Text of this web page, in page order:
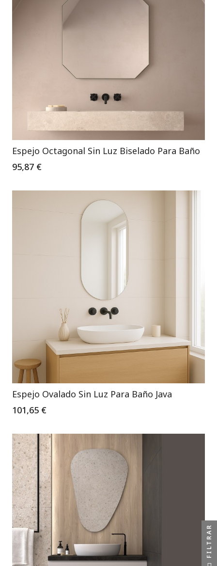
Espejo Octagonal Sin Luz Biselado Para Baño
95,87 €
Espejo Ovalado Sin Luz Para Baño Java
101,65 €
FILTRAR